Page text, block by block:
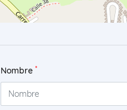
Nombre *